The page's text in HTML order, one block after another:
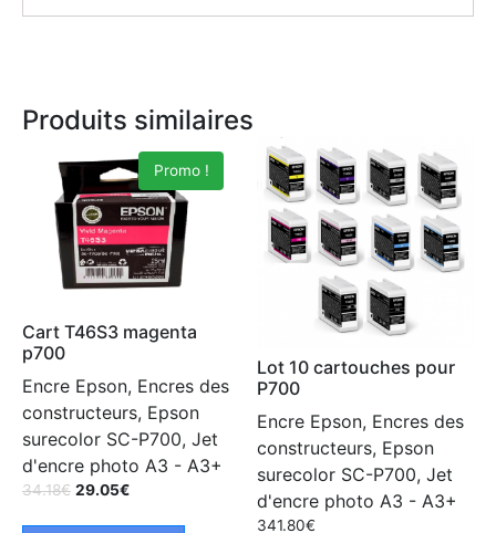
Produits similaires
Promo !
Cart T46S3 magenta
p700
Encre Epson, Encres des
constructeurs, Epson
surecolor SC-P700, Jet
d'encre photo A3 - A3+
34.18€ 29.05€
Lot 10 cartouches pour
P700
Encre Epson, Encres des
constructeurs, Epson
surecolor SC-P700, Jet
d'encre photo A3 - A3+
341.80€